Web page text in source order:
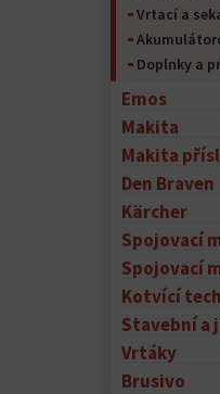
Vrtací a
Doplnky a
Emos
Makita
Makita
Den Braven
Kärcher
Spojovací
Spojovací
Kotvící
Stavební a
Vrtáky
Brusivo